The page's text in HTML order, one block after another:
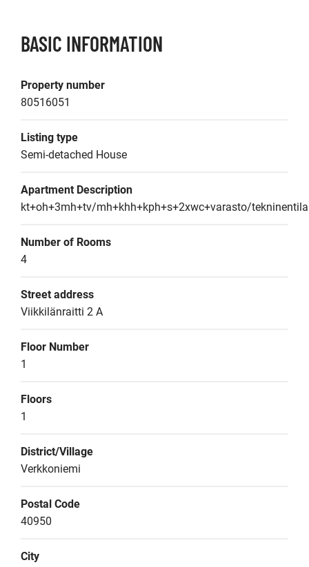
BASIC INFORMATION
Property number
80516051
Listing type
Semi-detached House
Apartment Description
kt+oh+3mh+tv/mh+khh+kph+s+2xwc+varasto/tekninentila
Number of Rooms
4
Street address
Viikkilänraitti 2 A
Floor Number
1
Floors
1
District/Village
Verkkoniemi
Postal Code
40950
City